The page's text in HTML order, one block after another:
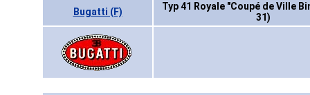
Bugatti (F)
Typ 41 Royale "Coupé de Ville
31)